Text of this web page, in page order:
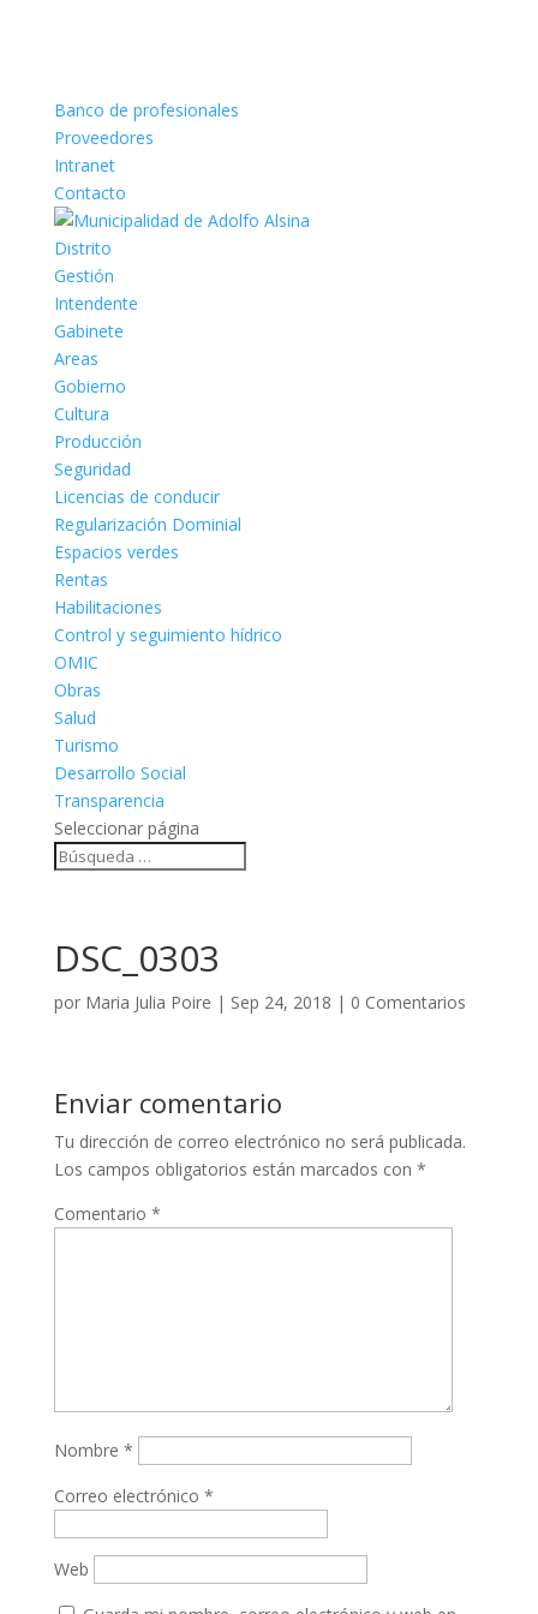
Banco de profesionales
Proveedores
Intranet
Contacto
Distrito
Gestión
Intendente
Gabinete
Areas
Gobierno
Cultura
Producción
Seguridad
Licencias de conducir
Regularización Dominial
Espacios verdes
Rentas
Habilitaciones
Control y seguimiento hídrico
OMIC
Obras
Salud
Turismo
Desarrollo Social
Transparencia
Seleccionar página
DSC_0303
por Maria Julia Poire | Sep 24, 2018 | 0 Comentarios
Enviar comentario
Tu dirección de correo electrónico no será publicada.
Los campos obligatorios están marcados con *
Comentario *
Nombre *
Correo electrónico *
Web